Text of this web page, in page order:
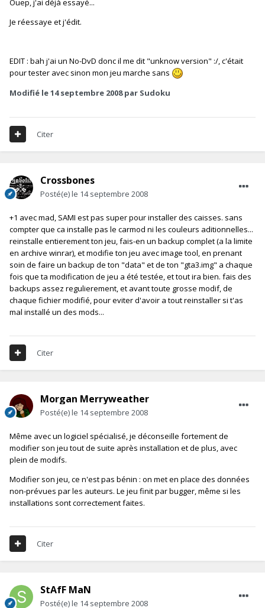
Je réessaye et j'édit.
EDIT : bah j'ai un No-DvD donc il me dit "unknow version" :/, c'était
pour tester avec sinon mon jeu marche sans
Modifié le 14 septembre 2008par Sudoku
Citer
Crossbones
Posté(e)le 14 septembre 2008
+1 avec mad, SAMI est pas super pour installer des caisses. sans
compter que ca installe pas le carmod ni les couleurs aditionnelles...
reinstalle entierement ton jeu, fais-en un backup complet (a la limite
en archive winrar), et modifie ton jeu avec image tool, en prenant
soin de faire un backup de ton "data" et de ton "gta3.img" a chaque
fois que ta modification de jeu a été testée, et tout ira bien. fais des
backups assez regulierement, et avant toute grosse modif, de
chaque fichier modifié, pour eviter d'avoir a tout reinstaller si t'as
mal installé un des mods...
Citer
Morgan Merryweather
Posté(e)le 14 septembre 2008
Même avec un logiciel spécialisé, je déconseille fortement de
modifier son jeu tout de suite après installation et de plus, avec
plein de modifs.
Modifier son jeu, ce n'est pas bénin : on met en place des données
non-prévues par les auteurs. Le jeu finit par bugger, même si les
installations sont correctement faites.
Citer
StAfF MaN
Posté(e)le 14 septembre 2008